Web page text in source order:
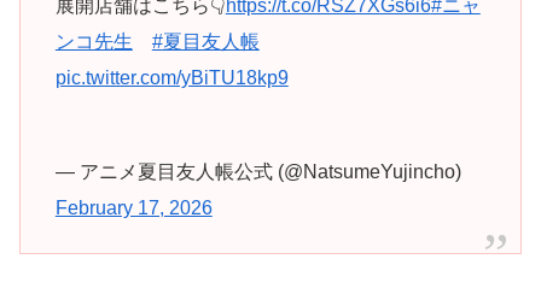
展開店舗はこちら👇https://t.co/RSZ7XGs6i6#ニャ
ンコ先生
#夏目友人帳
pic.twitter.com/yBiTU18kp9
— アニメ夏目友人帳公式 (@NatsumeYujincho)
February 17, 2026